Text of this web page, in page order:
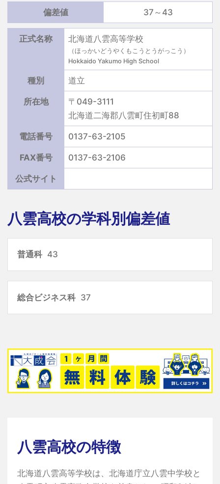
偏差値 37～43
正式名称 北海道八雲高等学校
（ほっかいどうやくもこうとうがっこう）
Hokkaido Yakumo High School
種別 道立
所在地
〒049-3111
北海道二海郡八雲町住初町88
電話番号 0137-63-2105
FAX番号 0137-63-2106
公式サイト
八雲高校の学科別偏差値
普通科 43
総合ビジネス科 37
八雲高校の特徴
北海道八雲高等学校は、北海道庁立八雲中学校と